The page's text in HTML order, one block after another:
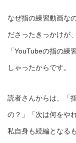
なぜ指の練習動画な
ださったきっかけが、
「YouTubeの指の練
しゃったからです。
読者さんからは、「
の？」「次は何をや
私自身も続編となる